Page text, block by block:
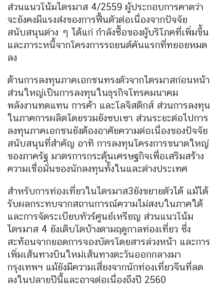
ส่วนแนวโน้มไตรมาส 4/2559 ผู้ประกอบการคาดว่า
จะยังคงมีแรงส่งของการฟื้นตัวต่อเนื่องจากปัจจัย
สนับสนุนต่าง ๆ ได้แก่ กำลังซื้อของผู้บริโภคที่เพิ่มขึ้น
และภาระหนี้จากโครงการรถยนต์คันแรกที่ทยอยหมด
ลง
ด้านการลงทุนภาคเอกชนทรงตัวจากไตรมาสก่อนหน้า
ส่วนใหญ่เป็นการลงทุนในธุรกิจโทรคมนาคม
พลังงานทดแทน การค้า และโลจิสติกส์ ส่วนการลงทุน
ในภาคการผลิตโดยรวมยังซบเซา ส่วนระยะต่อไปการ
ลงทุนภาคเอกชนยังต้องอาศัยความต่อเนื่องของปัจจัย
สนับสนุนที่สำคัญ อาทิ การลงทุนโครงการขนาดใหญ่
ของภาครัฐ มาตรการกระตุ้นเศรษฐกิจเพื่อเสริมสร้าง
ความเชื่อมั่นของนักลงทุนทั้งในและต่างประเทศ
สำหรับการท่องเที่ยวในไตรมาส3ยังขยายตัวได้ แม้ได้
รับผลกระทบจากสถานการณ์ความไม่สงบในภาคใต้
และการจัดระเบียบทัวร์ศูนย์เหรียญ ส่วนแนวโน้ม
ไตรมาส 4 ยังเติบโตบ้างตามฤดูกาลท่องเที่ยว ซึ่ง
สะท้อนจากยอดการจองบัตรโดยสารล่วงหน้า และการ
เพิ่มเส้นทางบินใหม่เส้นทางตะวันออกกลางมา
กรุงเทพฯ แม้ยังมีความเสี่ยงจากนักท่องเที่ยวจีนที่ลด
ลงในปลายปีนี้และอาจต่อเนื่องถึงปี 2560